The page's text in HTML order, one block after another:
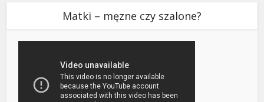
Matki – męzne czy szalone?